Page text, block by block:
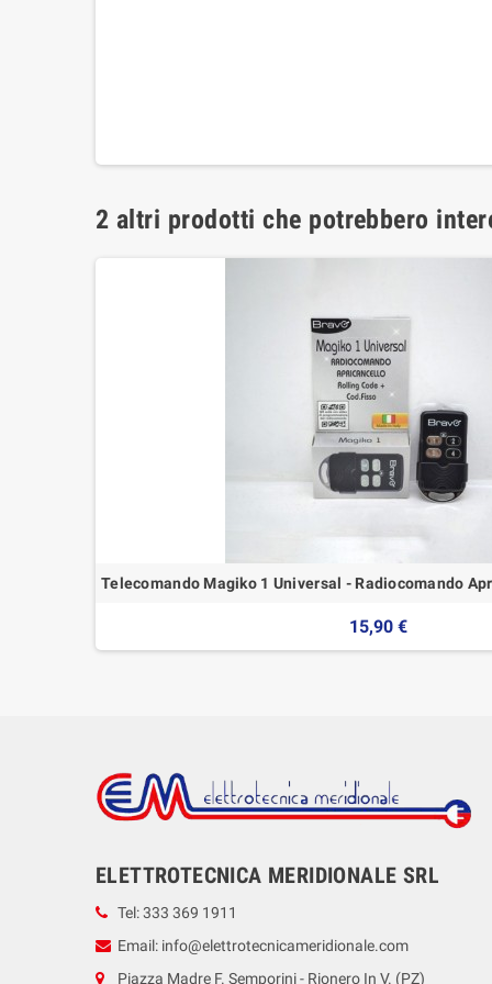
2 altri prodotti che potrebbero
Telecomando Magiko 1 Universal - Radiocomando
15,90 €
ELETTROTECNICA MERIDIONALE SRL
Tel: 333 369 1911
Email: info@elettrotecnicameridionale.com
Piazza Madre F. Semporini - Rionero In V. (PZ)